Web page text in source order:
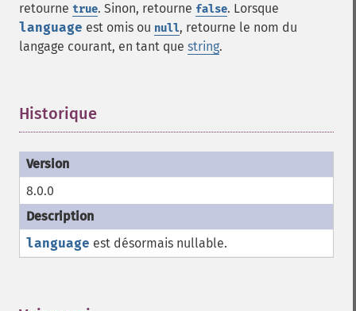
retourne true. Sinon, retourne false. Lorsque
language est omis ou null, retourne le nom du
langage courant, en tant que string.
Historique
8.0.0
language est désormais nullable.